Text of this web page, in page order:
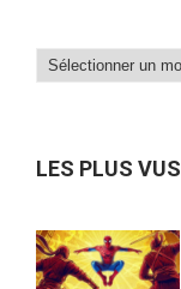
Dans
LES PLUS VUS